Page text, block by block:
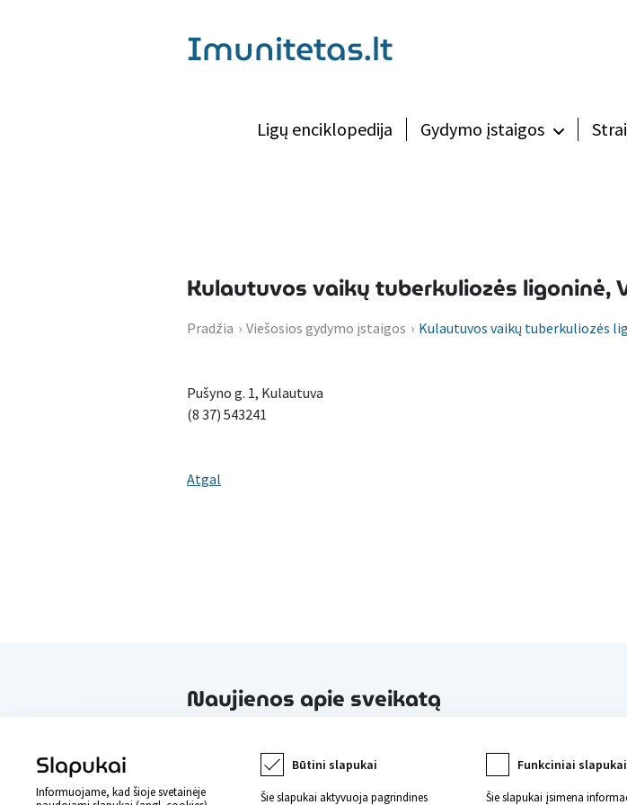
Imunitetas.lt
Ligų enciklopedija Gydymo įstaigos
Kulautuvos vaikų tuberkuliozės ligoninė,
Pradžia › Viešosios gydymo įstaigos › Kulautuvos vaikų tuberkuliozės
Pušyno g. 1, Kulautuva
(8 37) 543241
Atgal
Naujienos apie sveikatą
Slapukai
Informuojame, kad šioje svetainėje
Būtini slapukai
Šie slapukai aktyvuoja pagrindines
Funkciniai slapukai
Šie slapukai įsimena